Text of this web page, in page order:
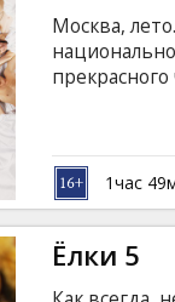
Москва,
латышском
1час
Ёлки 5